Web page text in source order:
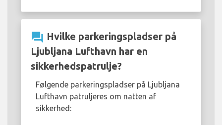
question_answer Hvilke parkeringspladser på
Ljubljana Lufthavn har en
sikkerhedspatrulje?
Følgende parkeringspladser på Ljubljana
Lufthavn patruljeres om natten af
sikkerhed: